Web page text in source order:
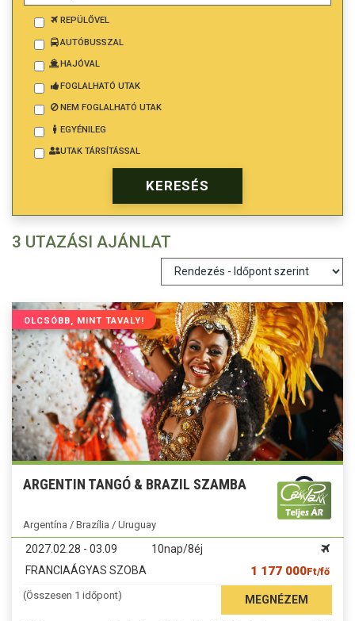
REPÜLŐVEL
AUTÓBUSSZAL
HAJÓVAL
FOGLALHATÓ UTAK
NEM FOGLALHATÓ UTAK
EGYÉNILEG
UTAK TÁRSÍTÁSSAL
3 UTAZÁSI AJÁNLAT
OLCSÓBB, MINT TAVALY!
ARGENTIN TANGÓ & BRAZIL SZAMBA
Argentína / Brazília / Uruguay
2027.02.28 - 03.09
10nap/8éj
FRANCIAÁGYAS SZOBA
1 177 000Ft/fő
(Összesen 1 időpont) MEGNÉZEM